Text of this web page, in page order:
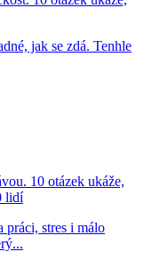
jak se zdá. Tenhle
10 otázek ukáže,
lidí
práci, stres i málo